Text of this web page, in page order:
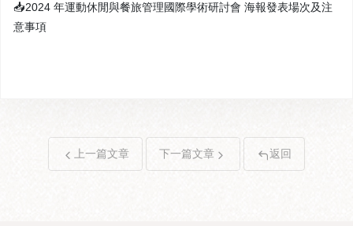
📥2024 年運動休閒與餐旅管理國際學術研討會 海報發表場次及注
意事項
上一篇文章 下一篇文章 返回